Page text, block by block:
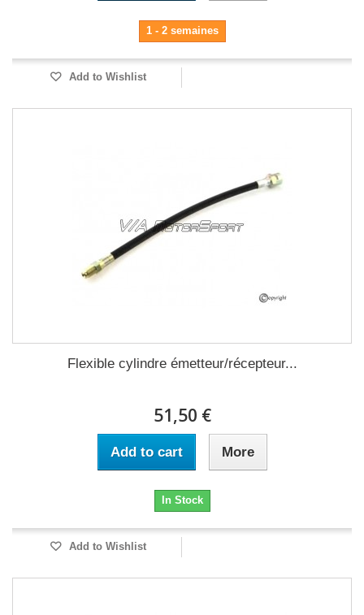
1 - 2 semaines
Add to Wishlist
Flexible cylindre émetteur/récepteur...
51,50 €
Add to cart More
In Stock
Add to Wishlist